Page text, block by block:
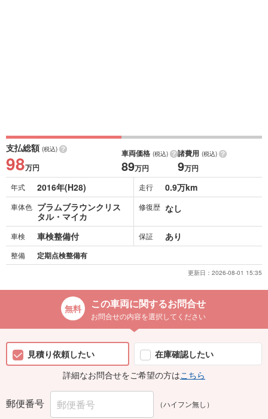
支払総額 (税込)
98万円
車両価格 (税込)
89万円
諸費用 (税込)
9万円
年式 2016年(H28) 走行 0.9万km
車体色 プラムブラウンクリス
タル・マイカ
修復歴 なし
車検 車検整備付 保証 あり
整備 定期点検整備有
更新日： 2026-08-01 15:35
この車両に関するお問合せ
お問合せの内容を選択してください
見積り依頼したい
在庫確認したい
詳細なお問合せをご希望の方はこちら
郵便番号 （ハイフン無し）